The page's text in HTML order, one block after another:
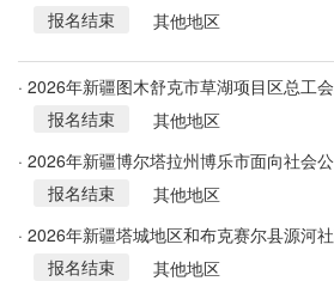
社会工作者公告
报名结束
其他地区
· 2026年新疆图木舒克市草湖项目区总工
会公开招考7名工会社会工作者公告
报名结束
其他地区
· 2026年新疆博尔塔拉州博乐市面向社会
作者若干人公告
报名结束
其他地区
· 2026年新疆塔城地区和布克赛尔县源河
录113名专职社区工作者的计划
报名结束
其他地区